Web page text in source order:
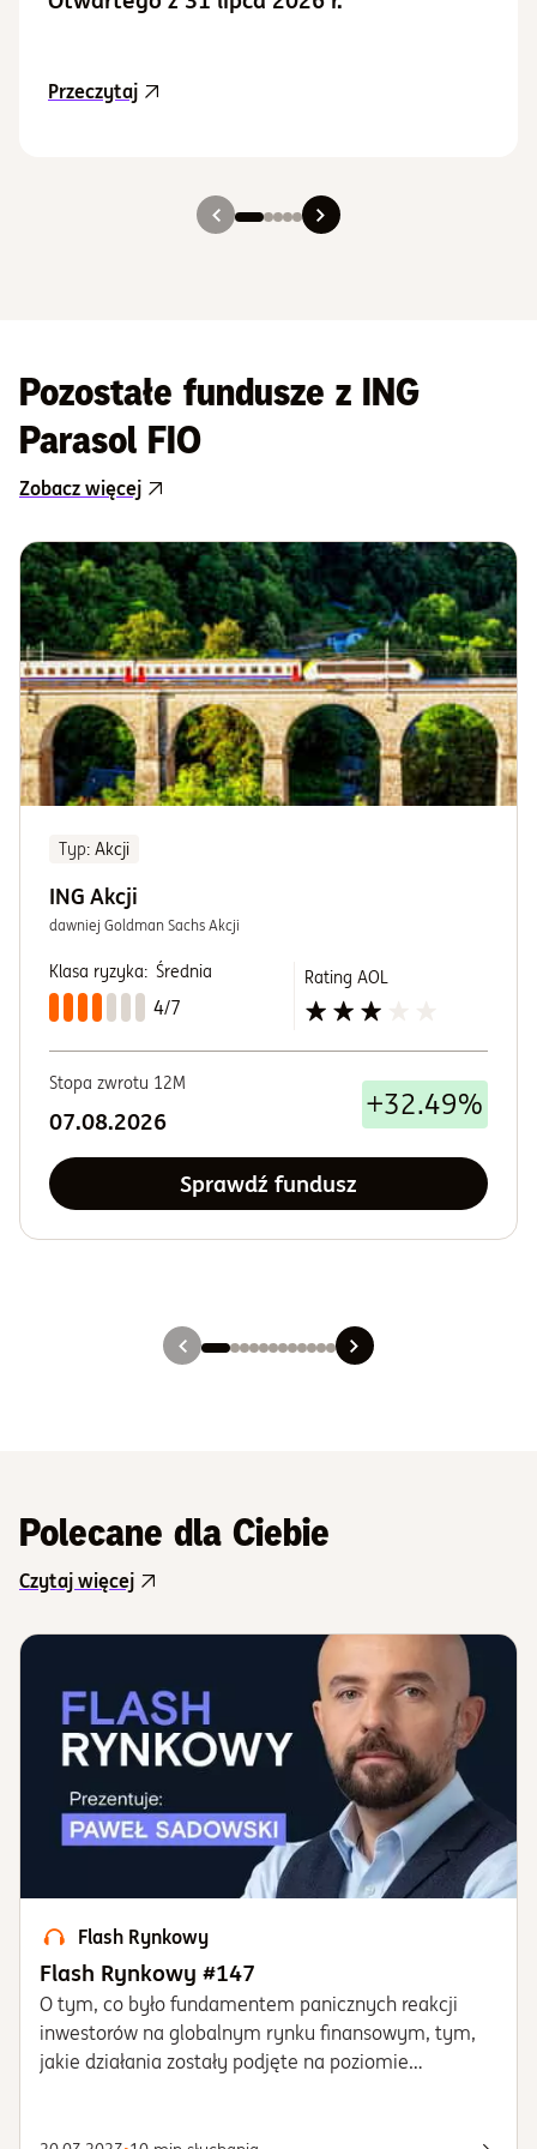
Przeczytajaktualność Aktualizacja Prospektu
Slajd 1
Slajd 2
Slajd 3
Slajd 4
Slajd 5
Pozostałe fundusze z ING
Parasol FIO
Zobacz więcej
Typ: Akcji
ING Akcji
dawniej Goldman Sachs Akcji
Klasa ryzyka: Średnia
4/7
Rating AOL
Stopa zwrotu 12M
07.08.2026 +32.49%
Sprawdź fundusz
Slajd 7
Slajd 8
Slajd 9
Slajd 10
Slajd 11
Slajd 12
Polecane dla Ciebie
Czytaj więcej
Flash Rynkowy
Flash Rynkowy #147
O tym, co było fundamentem panicznych reakcji
inwestorów na globalnym rynku finansowym, tym,
jakie działania zostały podjęte na poziomie